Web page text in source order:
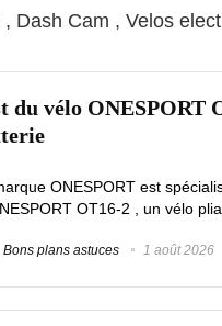
Dash Cam , Velos
du vélo ONESPORT
ONESPORT est
OT16-2 , un vélo
Bons plans astuces 1 août 2026